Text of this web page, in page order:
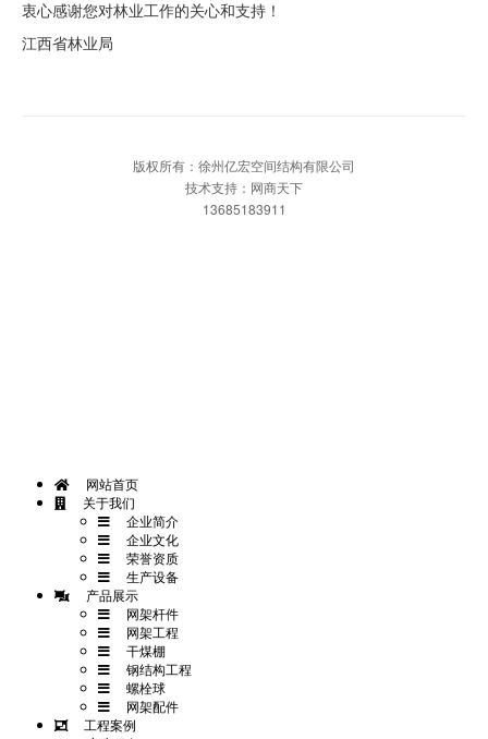
衷心感谢您对林业工作的关心和支持！
江西省林业局
版权所有：徐州亿宏空间结构有限公司
技术支持：网商天下
13685183911
网站首页
关于我们
企业简介
企业文化
荣誉资质
生产设备
产品展示
网架杆件
网架工程
干煤棚
钢结构工程
螺栓球
网架配件
工程案例